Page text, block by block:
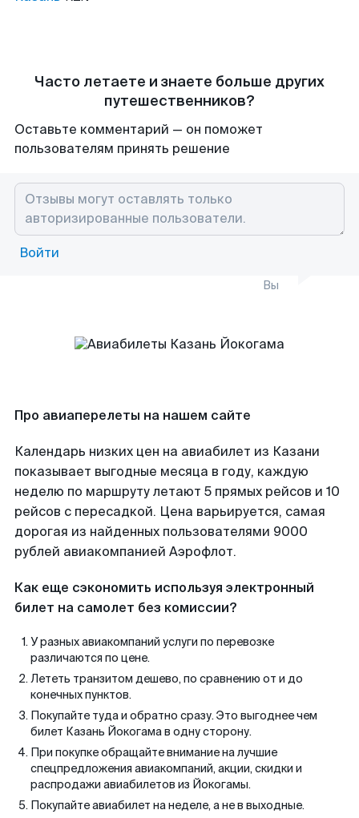
Часто летаете и знаете больше других
путешественников?
Оставьте комментарий — он поможет
пользователям принять решение
Войти
Вы
Про авиаперелеты на нашем сайте
Календарь низких цен на авиабилет из Казани
показывает выгодные месяца в году, каждую
неделю по маршруту летают 5 прямых рейсов и 10
рейсов с пересадкой. Цена варьируется, самая
дорогая из найденных пользователями 9000
рублей авиакомпанией Аэрофлот.
Как еще сэкономить используя электронный
билет на самолет без комиссии?
У разных авиакомпаний услуги по перевозке
различаются по цене.
Лететь транзитом дешево, по сравнению от и до
конечных пунктов.
Покупайте туда и обратно сразу. Это выгоднее чем
билет Казань Йокогама в одну сторону.
При покупке обращайте внимание на лучшие
спецпредложения авиакомпаний, акции, скидки и
распродажи авиабилетов из Йокогамы.
Покупайте авиабилет на неделе, а не в выходные.